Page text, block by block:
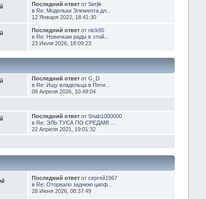
Последний ответ отSerjik
в Re: Модельки Элемента дл...
12 Января 2022, 18:41:30
Последний ответ отnick65
в Re: Новичкам рады в этой...
23 Июля 2026, 18:09:23
Последний ответ отG_D
в Re: Ищу владельца в Пяти...
09 Апреля 2026, 10:49:04
Последний ответ отSnab1000000
в Re: ЭЛЬ ТУСА ПО СРЕДАМ! ...
22 Апреля 2021, 19:01:32
Последний ответ отсергей1967
в Re: Оторвало заднюю цапф...
28 Июня 2026, 08:37:49